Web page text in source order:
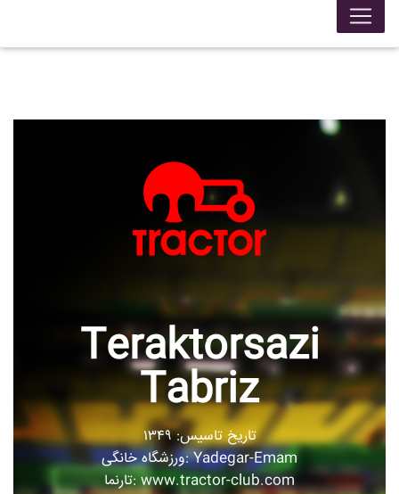
Teraktorsazi
Tabriz
تاریخ تاسیس: ۱۳۴۹
ورزشگاه خانگی: Yadegar-Emam
تارنما: www.tractor-club.com